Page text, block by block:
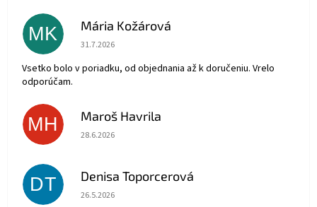
MK Mária Kožárová
Hodnotenie obchodu je 5 z 5 hviezdičiek.
31.7.2026
Vsetko bolo v poriadku, od objednania až k doručeniu. Vrelo
odporúčam.
MH Maroš Havrila
Hodnotenie obchodu je 5 z 5 hviezdičiek.
28.6.2026
DT Denisa Toporcerová
Hodnotenie obchodu je 5 z 5 hviezdičiek.
26.5.2026